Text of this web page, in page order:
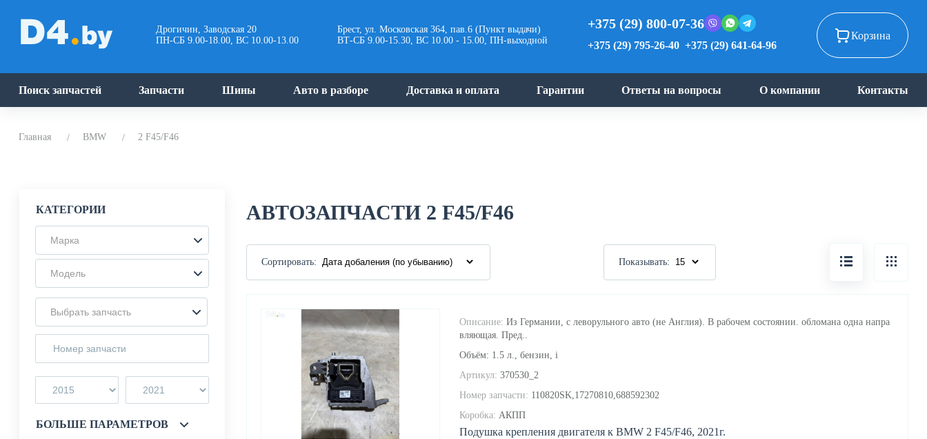
Дрогичин, Заводская 20
ПН-СБ 9.00-18.00, ВС 10.00-13.00
Брест, ул. Московская 364, пав.6 (Пункт выдачи)
ВТ-СБ 9.00-15.30, ВС 10.00 - 15.00, ПН-выходной
+375 (29) 800-07-36
+375 (29) 795-26-40 +375 (29) 641-64-96
Корзина
Поиск запчастей Запчасти Шины Авто в разборе Доставка и оплата Гарантии Ответы на вопросы О компании Контакты
Главная BMW 2 F45/F46
КАТЕГОРИИ
Марка
Модель
Выбрать запчасть
БОЛЬШЕ ПАРАМЕТРОВ
АВТОЗАПЧАСТИ 2 F45/F46
Сортировать: Показывать:
Подушка крепления двигателя к BMW 2 F45/F46, 2021г.
Описание: Из Германии, с леворульного авто (не Англия). В рабочем состоянии. обломана одна напра
вляющая. Пред..
Объём: 1.5 л., бензин, i
Артикул: 370530_2
Номер запчасти: 110820SK,17270810,688592302
Коробка: АКПП